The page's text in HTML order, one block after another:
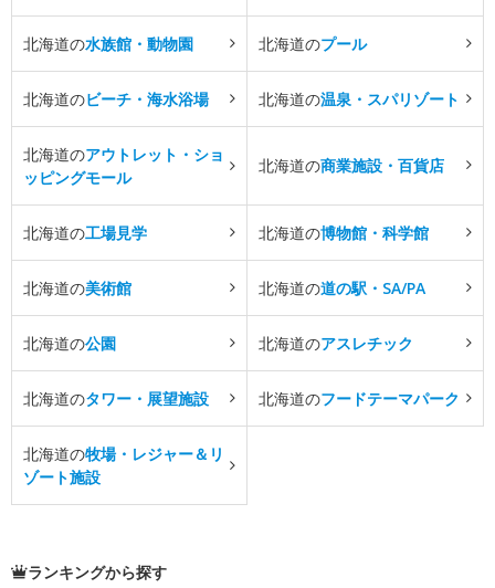
北海道の水族館・動物園 北海道のプール
北海道のビーチ・海水浴場 北海道の温泉・スパリゾート
北海道のアウトレット・ショ
ッピングモール
北海道の商業施設・百貨店
北海道の工場見学 北海道の博物館・科学館
北海道の美術館 北海道の道の駅・SA/PA
北海道の公園 北海道のアスレチック
北海道のタワー・展望施設 北海道のフードテーマパーク
北海道の牧場・レジャー＆リ
ゾート施設
ランキングから探す